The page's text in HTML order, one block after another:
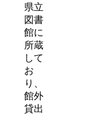
県立
図書
館に
所蔵
して
お
り、
館外
貸出